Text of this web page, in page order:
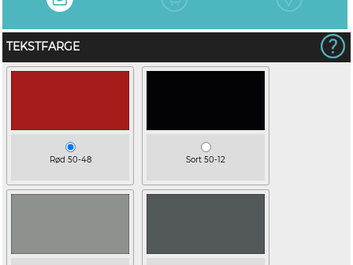
TEKSTFARGE
Rød 50-48 Sort 50-12